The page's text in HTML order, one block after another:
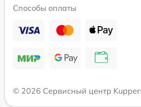
Способы оплаты
© 2026 Сервисный центр